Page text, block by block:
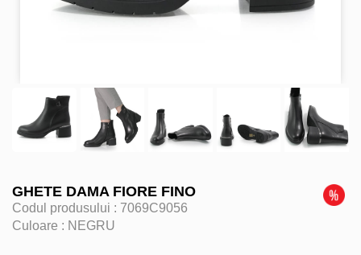
GHETE DAMA FIORE FINO
Codul produsului : 7069C9056
Culoare : NEGRU